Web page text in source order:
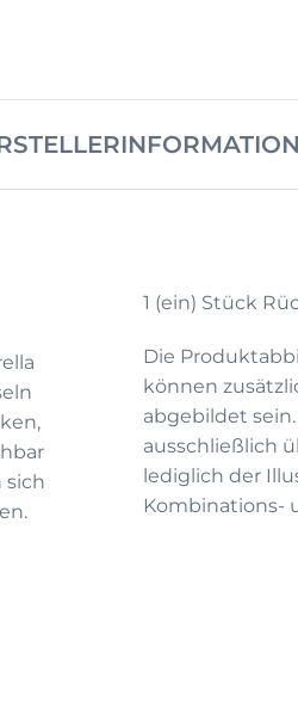
sich
1 (ein) Stück
Die
können
abgebildet
ausschließlich
lediglich der
Kombinations-